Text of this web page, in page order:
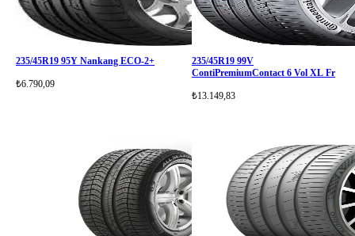
235/45R19 95Y Nankang ECO-2+
₺6.790,09
235/45R19 99V
ContiPremiumContact 6 Vol XL Fr
₺13.149,83